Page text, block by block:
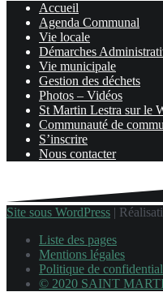
Accueil
Agenda Communal
Vie locale
Démarches
Vie municipale
Gestion des déchets
Photos – Vidéos
St Martin Lestra sur le
Communauté de
S’inscrire
Nous contacter
Site sous WordPress |
Liste des pages
Mentions légales
Politique de
© 2020 SAINT